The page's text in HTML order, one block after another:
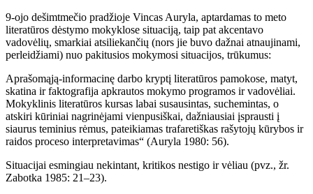
9-ojo dešimtmečio pradžioje Vincas Auryla, aptardamas to meto
literatūros dėstymo mokyklose situaciją, taip pat akcentavo
vadovėlių, smarkiai atsiliekančių (nors jie buvo dažnai atnaujinami,
perleidžiami) nuo pakitusios mokymosi situacijos, trūkumus:
Aprašomąją-informacinę darbo kryptį literatūros pamokose, matyt,
skatina ir faktografija apkrautos mokymo programos ir vadovėliai.
Mokyklinis literatūros kursas labai susausintas, suchemintas, o
atskiri kūriniai nagrinėjami vienpusiškai, dažniausiai įsprausti į
siaurus teminius rėmus, pateikiamas trafaretiškas rašytojų kūrybos ir
raidos proceso interpretavimas“ (Auryla 1980: 56).
Situacijai esmingiau nekintant, kritikos nestigo ir vėliau (pvz., žr.
Zabotka 1985: 21–23).